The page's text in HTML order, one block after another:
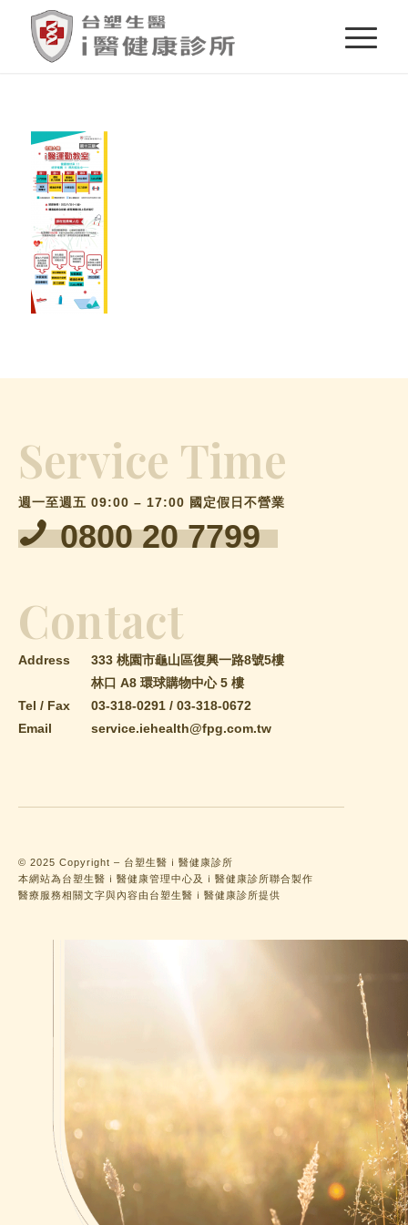
Service Time
週一至週五 09:00 – 17:00 國定假日不營業
0800 20 7799
Contact
Address
333 桃園市龜山區復興一路8號5樓
林口 A8 環球購物中心 5 樓
Tel / Fax
03-318-0291 / 03-318-0672
Email
service.iehealth@fpg.com.tw
© 2025 Copyright – 台塑生醫ｉ醫健康診所
本網站為台塑生醫ｉ醫健康管理中心及ｉ醫健康診所聯合製作
醫療服務相關文字與內容由台塑生醫ｉ醫健康診所提供